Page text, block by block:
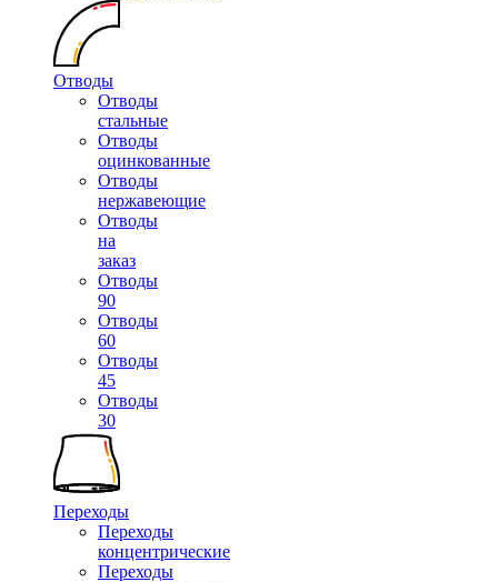
Отводы
Отводы
стальные
Отводы
оцинкованные
Отводы
нержавеющие
Отводы
на
заказ
Отводы
90
Отводы
60
Отводы
45
Отводы
30
Переходы
Переходы
концентрические
Переходы